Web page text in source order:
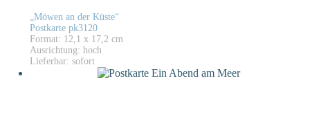
„Möwen an der Küste“
Postkarte pk3120
Format: 12,1 x 17,2 cm
Ausrichtung: hoch
Lieferbar: sofort